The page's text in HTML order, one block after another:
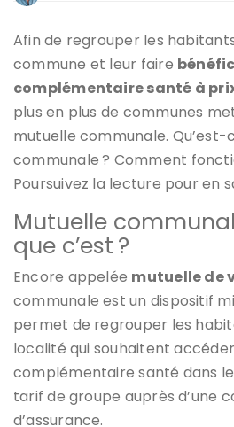
Afin de regrouper les
commune et leur faire
complémentaire santé à
plus en plus de communes
mutuelle communale. Qu’est-
communale ? Comment
Poursuivez la lecture pour en
Mutuelle
que c’est ?
Encore appelée mutuelle de
communale est un dispositif
permet de regrouper les
localité qui souhaitent
complémentaire santé dans
tarif de groupe auprès d’une
d’assurance.